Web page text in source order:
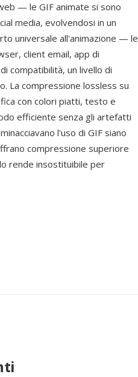
— le GIF animate si sono
media, evolvendosi in un
universale all'animazione — le
client email, app di
compatibilità, un livello di
La compressione lossless su
con colori piatti, testo e
efficiente senza gli artefatti
l'uso di GIF siano
compressione superiore
rende insostituibile per